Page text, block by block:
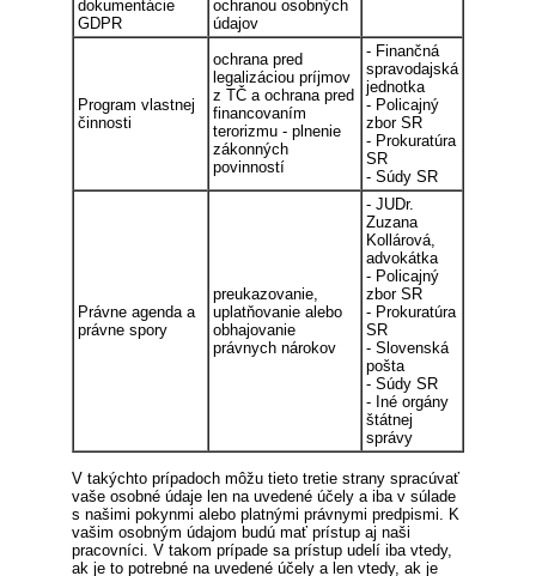
dokumentácie
GDPR
ochranou osobných
údajov
Program vlastnej
činnosti
ochrana pred
legalizáciou príjmov
z TČ a ochrana pred
financovaním
terorizmu - plnenie
zákonných
povinností
- Finančná
spravodajská
jednotka
- Policajný
zbor SR
- Prokuratúra
SR
- Súdy SR
Právne agenda a
právne spory
preukazovanie,
uplatňovanie alebo
obhajovanie
právnych nárokov
- JUDr.
Zuzana
Kollárová,
advokátka
- Policajný
zbor SR
- Prokuratúra
SR
- Slovenská
pošta
- Súdy SR
- Iné orgány
štátnej
správy
V takýchto prípadoch môžu tieto tretie strany spracúvať
vaše osobné údaje len na uvedené účely a iba v súlade
s našimi pokynmi alebo platnými právnymi predpismi. K
vašim osobným údajom budú mať prístup aj naši
pracovníci. V takom prípade sa prístup udelí iba vtedy,
ak je to potrebné na uvedené účely a len vtedy, ak je